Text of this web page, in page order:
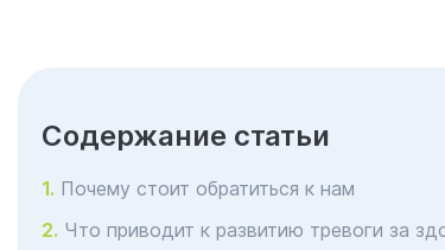
Cодержание статьи
Почему стоит обратиться к нам
Что приводит к развитию тревоги за